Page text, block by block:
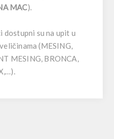
MAC).
su na upit u
(MESING,
MESING, BRONCA,